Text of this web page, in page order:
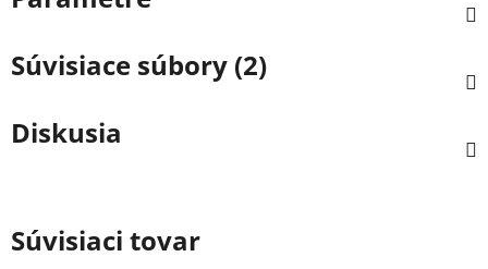
Súvisiace súbory (2)
Diskusia
Súvisiaci tovar